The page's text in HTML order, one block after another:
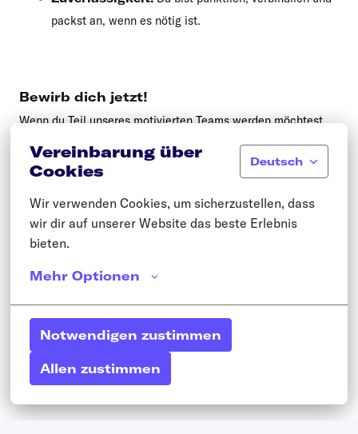
Vereinbarung über
Cookies
Deutsch
Wir verwenden Cookies, um sicherzustellen, dass
wir dir auf unserer Website das beste Erlebnis
bieten.
Mehr Optionen
Notwendigen zustimmen
Allen zustimmen
packst an, wenn es nötig ist.
Bewirb dich jetzt!
Wenn du Teil unseres motivierten Teams werden möchtest,
bewirb dich jetzt für eine Ausbildung als Servicefachkraft für
Dialogmarketing (m/w/d). Deine Fragen zur Stelle
unter der
Telefonnummer+49 15174247142.
Bitte beachte, dass wir ausschließlich Bewerbungen über
oder Email werden nicht berücksichtigt und entsorgt bzw.
gelöscht.
Nähere Informationen zur Datenverarbeitung findest du in
unsererDatenschutzerklärung